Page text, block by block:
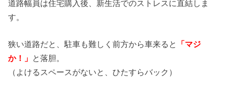
道路幅員は住宅購入後、新生活でのストレスに直結しま
す。
狭い道路だと、駐車も難しく前方から車来ると
「マジ
か！」 と落胆。
（よけるスペースがないと、ひたすらバック）